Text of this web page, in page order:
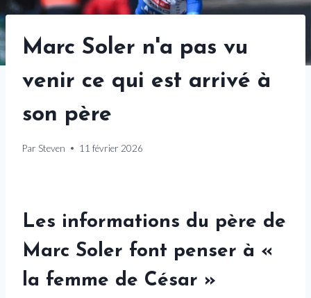
Marc Soler n'a pas vu
venir ce qui est arrivé à
son père
Par Steven 11 février 2026
Les informations du père de
Marc Soler font penser à «
la femme de César »